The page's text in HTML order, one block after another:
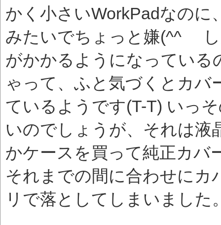
かく小さいWorkPadなのに
みたいでちょっと嫌(^^ゞ
がかかるようになっている
ゃって、ふと気づくとカ
ているようです(T-T) いっ
いのでしょうが、それは液
かケースを買って純正カバ
それまでの間に合わせにカ
リで落としてしまいました